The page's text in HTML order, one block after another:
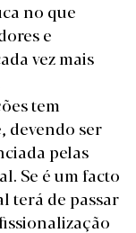
no que
e
vez mais
tem
devendo ser
pelas
Se é um facto
terá de passar